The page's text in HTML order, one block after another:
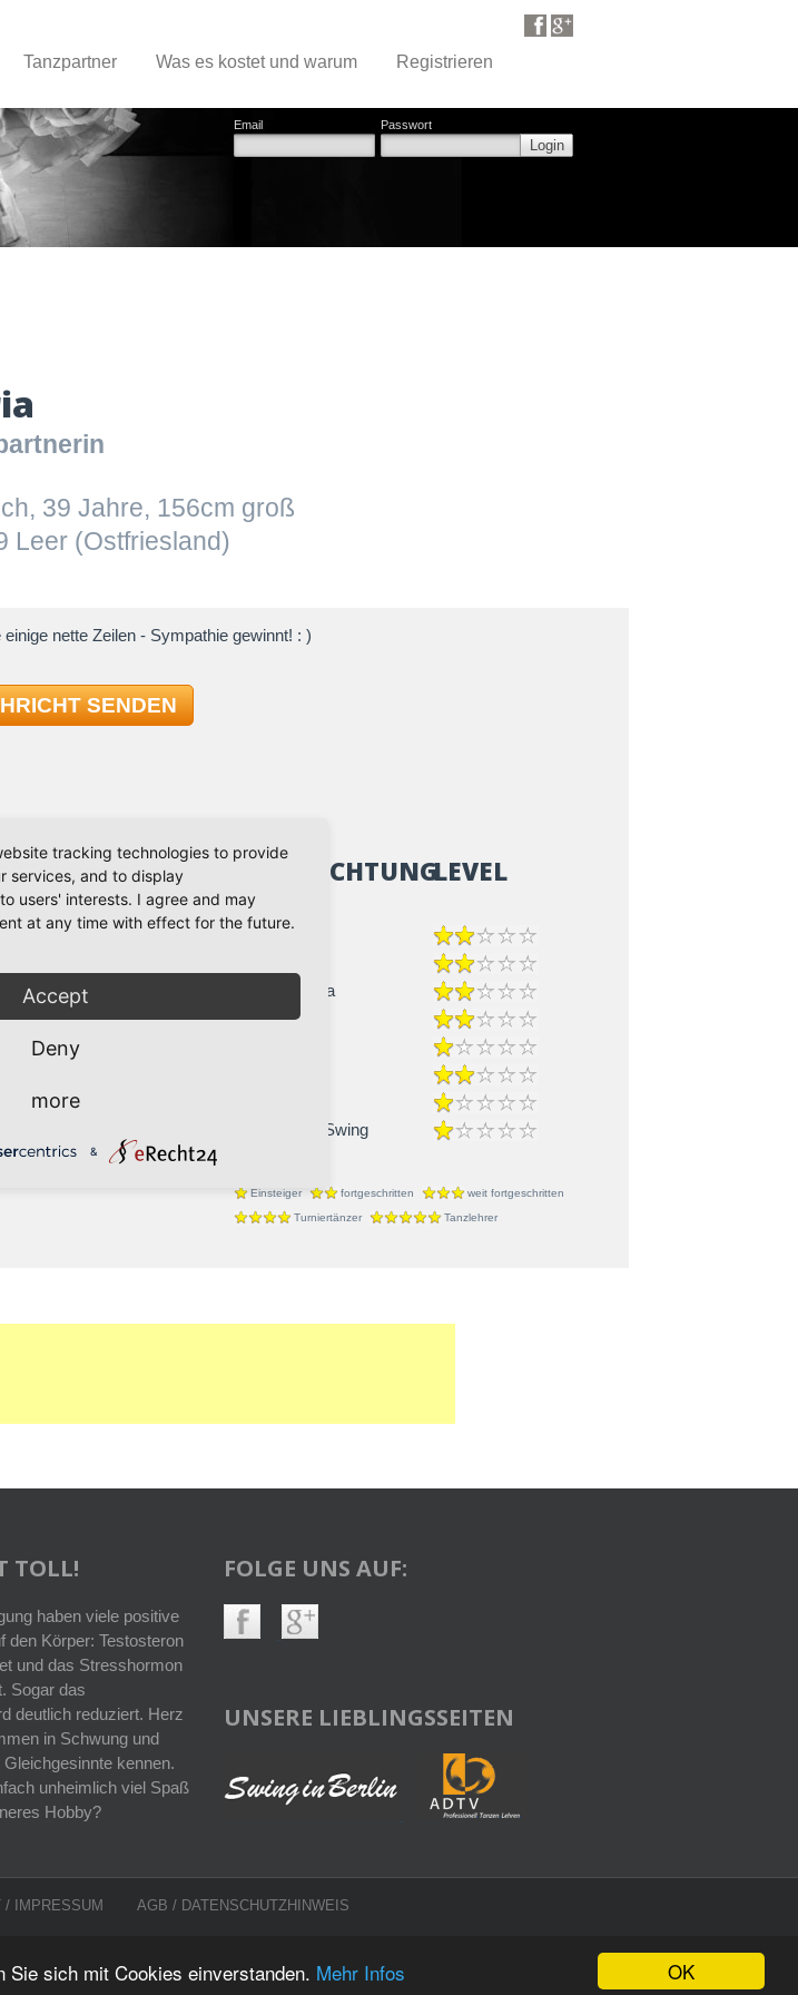
OK
Sie sich mit Cookies einverstanden. Mehr Infos
Tanzpartner Was es kostet und warum Registrieren
Email Passwort
Login
39 Jahre, 156cm groß
Leer (Ostfriesland)
einige nette Zeilen - Sympathie gewinnt! : )
SENDEN
dem folgten Rock`n Roll
mittlerweile auf
der Lust auf
TANZRICHTUNG
Standard
Cha-Cha-Cha
Jive
West Coast Swing
LEVEL
Einsteiger fortgeschritten
weit fortgeschritten
Turniertänzer
Tanzlehrer
TOLL!
haben viele positive
den Körper: Testosteron
und das Stresshormon
Sogar das
deutlich reduziert. Herz
in Schwung und
kennen.
unheimlich viel Spaß
Hobby?
FOLGE UNS AUF:
UNSERE LIEBLINGSSEITEN
/ IMPRESSUM AGB / DATENSCHUTZHINWEIS
tracking technologies to provide
services, and to display
users' interests. I agree and may
at any time with effect for the future.
Accept
Deny
more
&